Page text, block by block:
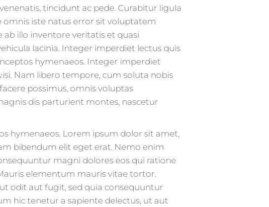
tincidunt ac pede. Curabitur ligula
omnis iste natus error sit voluptatem
illo inventore veritatis et quasi
lacinia. Integer imperdiet lectus quis
hymenaeos. Integer imperdiet
Nam libero tempore, cum soluta nobis
possimus, omnis voluptas
dis parturient montes, nascetur
hymenaeos. Lorem ipsum dolor sit amet,
bibendum elit eget erat. Nemo enim
magni dolores eos qui ratione
elementum mauris vitae tortor.
odit aut fugit, sed quia consequuntur
hic tenetur a sapiente delectus, ut aut